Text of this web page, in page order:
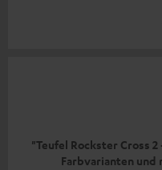
"Teufel Rockster Cross
Farbvarianten